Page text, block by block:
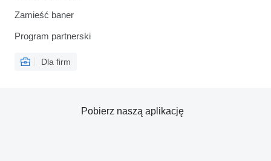
Zamieść baner
Program partnerski
Dla firm
Pobierz naszą aplikację